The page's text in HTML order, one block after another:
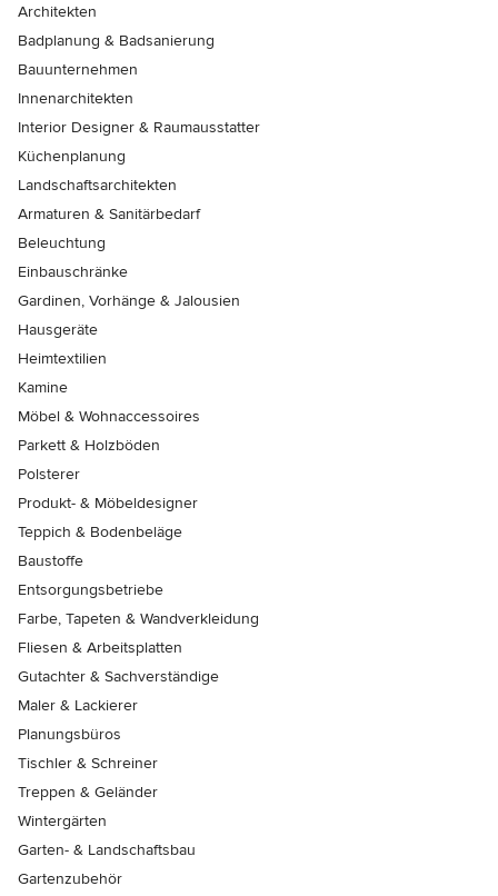
Architekten
Badplanung & Badsanierung
Bauunternehmen
Innenarchitekten
Interior Designer & Raumausstatter
Küchenplanung
Landschaftsarchitekten
Armaturen & Sanitärbedarf
Beleuchtung
Einbauschränke
Gardinen, Vorhänge & Jalousien
Hausgeräte
Heimtextilien
Kamine
Möbel & Wohnaccessoires
Parkett & Holzböden
Polsterer
Produkt- & Möbeldesigner
Teppich & Bodenbeläge
Baustoffe
Entsorgungsbetriebe
Farbe, Tapeten & Wandverkleidung
Fliesen & Arbeitsplatten
Gutachter & Sachverständige
Maler & Lackierer
Planungsbüros
Tischler & Schreiner
Treppen & Geländer
Wintergärten
Garten- & Landschaftsbau
Gartenzubehör